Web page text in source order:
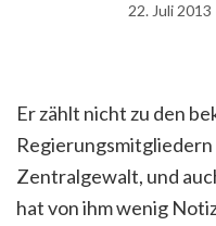
22. Juli 2013
Er zählt nicht zu den
Zentralgewalt, und
hat von ihm wenig